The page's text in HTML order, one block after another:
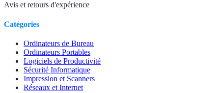
Avis et retours d'expérience
Catégories
Ordinateurs de Bureau
Ordinateurs Portables
Logiciels de Productivité
Sécurité Informatique
Impression et Scanners
Réseaux et Internet